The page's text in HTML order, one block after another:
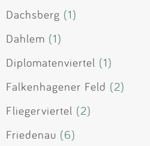
Dachsberg (1)
Dahlem (1)
Diplomatenviertel (1)
Falkenhagener Feld (2)
Fliegerviertel (2)
Friedenau (6)